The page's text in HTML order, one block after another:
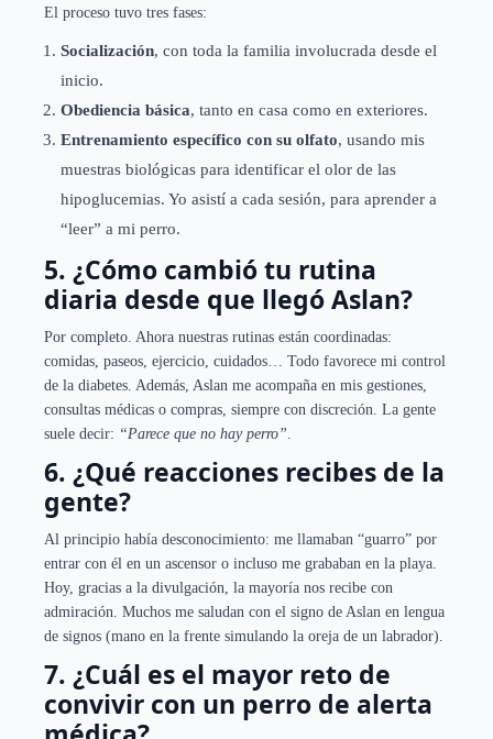
El proceso tuvo tres fases:
Socialización, con toda la familia involucrada desde el
inicio.
Obediencia básica, tanto en casa como en exteriores.
Entrenamiento específico con su olfato, usando mis
muestras biológicas para identificar el olor de las
hipoglucemias. Yo asistí a cada sesión, para aprender a
“leer” a mi perro.
5. ¿Cómo cambió tu rutina
diaria desde que llegó Aslan?
Por completo. Ahora nuestras rutinas están coordinadas:
comidas, paseos, ejercicio, cuidados… Todo favorece mi control
de la diabetes. Además, Aslan me acompaña en mis gestiones,
consultas médicas o compras, siempre con discreción. La gente
suele decir: “Parece que no hay perro”.
6. ¿Qué reacciones recibes de la
gente?
Al principio había desconocimiento: me llamaban “guarro” por
entrar con él en un ascensor o incluso me grababan en la playa.
Hoy, gracias a la divulgación, la mayoría nos recibe con
admiración. Muchos me saludan con el signo de Aslan en lengua
de signos (mano en la frente simulando la oreja de un labrador).
7. ¿Cuál es el mayor reto de
convivir con un perro de alerta